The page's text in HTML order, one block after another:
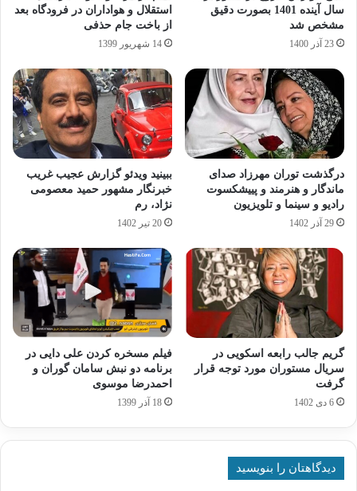
سال آینده 1401 بصورت دقیق
مشخص شد
23 آذر 1400
استقلال و هواداران در فرودگاه بعد
از باخت جام حذفی
14 شهریور 1399
درگذشت توران مهرزاد صدای
ماندگار و هنرمند و پییشکسوت
رادیو و سینما و تلویزیون
29 آذر 1402
ببینید ویدئو گزارش عجیب غریب
خبرنگار مشهور حمید معصومی
نژاد، رم
20 تیر 1402
گریم جالب رابعه اسکویی در
سریال مستوران مورد توجه قرار
گرفت
6 دی 1402
فیلم مسخره کردن علی دایی در
برنامه دو نبش سامان گوران و
احمدرضا موسوی
18 آذر 1399
دیدگاهتان را بنویسید